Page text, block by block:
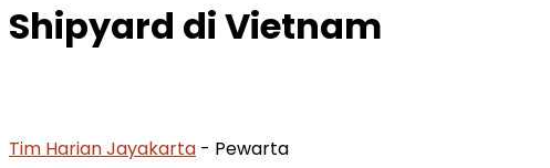
Shipyard di Vietnam
Tim Harian Jayakarta - Pewarta